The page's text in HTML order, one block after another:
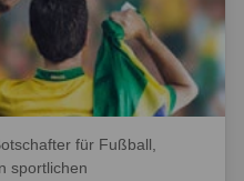
für Fußball,
sportlichen